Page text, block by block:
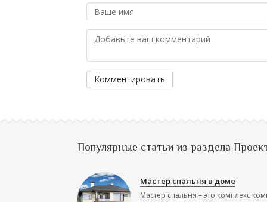
Комментировать
Популярные статьи из раздела
Мастер спальня в доме
Мастер спальня – это комплекс